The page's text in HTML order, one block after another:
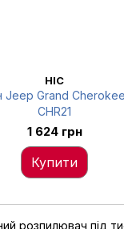
HIC
Jeep Grand
CHR21
1 624 грн
Купити